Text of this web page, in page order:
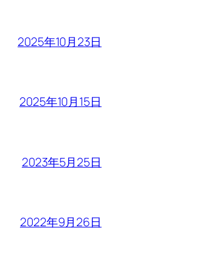
2025年10月23日
2025年10月15日
2023年5月25日
2022年9月26日